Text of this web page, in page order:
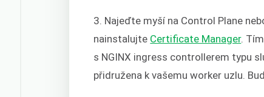
3. Najeďte myší na Control Plane
nainstalujte Certificate Manager.
s NGINX ingress controllerem typu
přidružena k vašemu worker uzlu.